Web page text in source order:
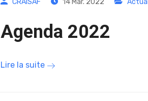
CRAISAF 14 Mar. 2022
Agenda 2022
Lire la suite